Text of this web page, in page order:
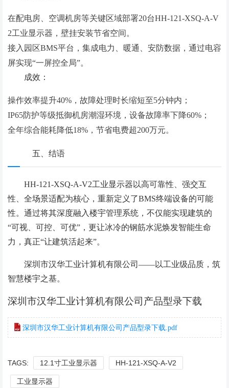
在配电房、空调机房等关键区域部署20台HH-121-XSQ-A-V
2工业显示器，壁挂安装节省空间。
接入园区BMS平台，集成电力、暖通、安防数据，通过电容
屏实现“一屏控全局”。
成效：
操作效率提升40%，故障处理时长缩短至5分钟内；
IP65防护等级抵御机房潮湿环境，设备故障率下降60%；
全年综合能耗降低18%，节省电费超200万元。
五、结语
HH-121-XSQ-A-V2工业显示器以高可靠性、强交互
性、全场景适配为核心，重新定义了BMS终端设备的可能
性。通过将其深度融入楼宇管理系统，不仅能实现建筑的
“可视、可控、可优”，更让冰冷的钢筋水泥焕发智能生命
力，真正“让建筑活起来”。
深圳市汉华工业计算机有限公司——以工业级品质，筑
智慧楼宇之基。
深圳市汉华工业计算机有限公司产品型录下载
深圳市汉华工业计算机有限公司产品型录下载.pdf
TAGS: 12.1寸工业显示器 HH-121-XSQ-A-V2
工业显示器